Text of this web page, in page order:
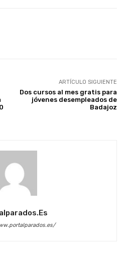
ARTÍCULO SIGUIENTE
Dos cursos al mes gratis para
jóvenes desempleados de
Badajoz